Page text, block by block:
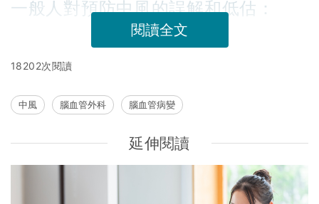
一般人對預防中風的誤解和低估：
閱讀全文
18202次閱讀
中風 腦血管外科 腦血管病變
延伸閱讀